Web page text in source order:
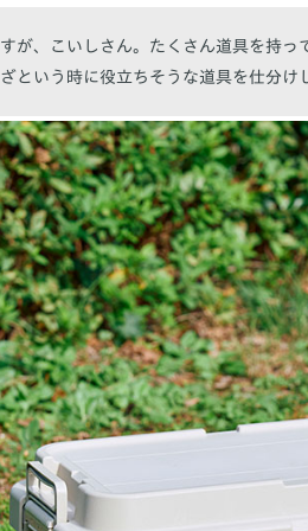
が、こいしさん。たくさん道具を持っ
という時に役立ちそうな道具を仕分け